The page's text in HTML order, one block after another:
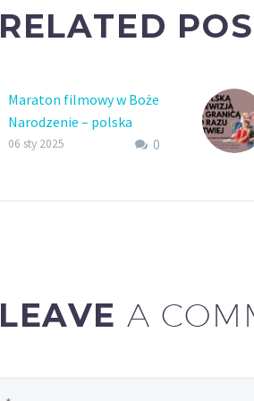
RELATED
Maraton filmowy w Boże
Narodzenie – polska
telewizja na żywo
0
06 sty 2025
LEAVE A